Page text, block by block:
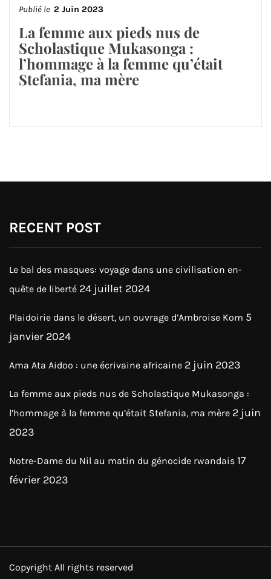
Publié le 2 Juin 2023
La femme aux pieds nus de
Scholastique Mukasonga :
l’hommage à la femme qu’était
Stefania, ma mère
RECENT POST
Le bal des masques: voyage dans une civilisation en-
quête de liberté 24 juillet 2024
Plaidoirie dans le désert, un ouvrage d’Ambroise Kom 5
janvier 2024
Ama Ata Aidoo : une écrivaine africaine 2 juin 2023
La femme aux pieds nus de Scholastique Mukasonga :
l’hommage à la femme qu’était Stefania, ma mère 2 juin
2023
Notre-Dame du Nil au matin du génocide rwandais 17
février 2023
Copyright All rights reserved